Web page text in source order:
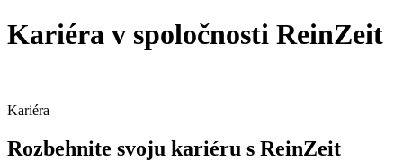
Kariéra v spoločnosti ReinZeit
Kariéra
Rozbehnite svoju kariéru s ReinZeit